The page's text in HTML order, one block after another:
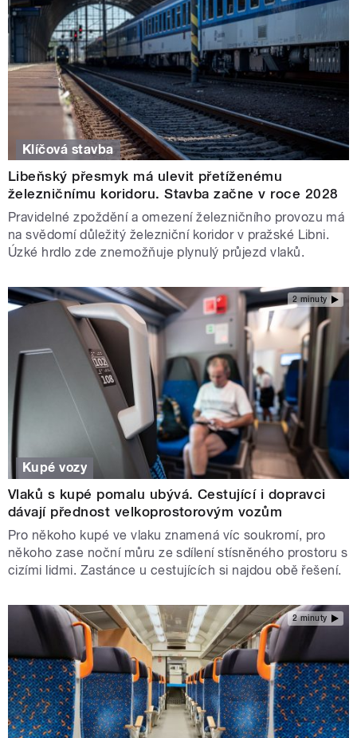
Klíčová stavba
Libeňský přesmyk má ulevit přetíženému
železničnímu koridoru. Stavba začne v roce 2028
Pravidelné zpoždění a omezení železničního provozu má
na svědomí důležitý železniční koridor v pražské Libni.
Úzké hrdlo zde znemožňuje plynulý průjezd vlaků.
2 minuty
Kupé vozy
Vlaků s kupé pomalu ubývá. Cestující i dopravci
dávají přednost velkoprostorovým vozům
Pro někoho kupé ve vlaku znamená víc soukromí, pro
někoho zase noční můru ze sdílení stísněného prostoru s
cizími lidmi. Zastánce u cestujících si najdou obě řešení.
2 minuty